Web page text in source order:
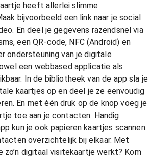
heeft allerlei slimme
bijvoorbeeld een link naar je social
En deel je gegevens razendsnel via
een QR-code, NFC (Android) en
ondersteuning van je digitale
een webbased applicatie als
In de bibliotheek van de app sla je
kaartjes op en deel je ze eenvoudig
En met één druk op de knop voeg je
toe aan je contacten. Handig
kun je ook papieren kaartjes scannen.
overzichtelijk bij elkaar. Met
zo’n digitaal visitekaartje werkt? Kom